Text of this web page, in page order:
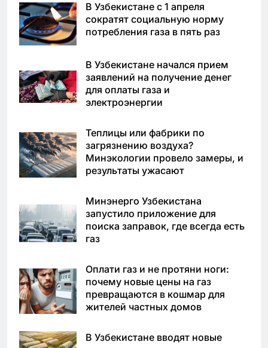
В Узбекистане с 1 апреля
сократят социальную норму
потребления газа в пять раз
В Узбекистане начался прием
заявлений на получение денег
для оплаты газа и
электроэнергии
Теплицы или фабрики по
загрязнению воздуха?
Минэкологии провело замеры, и
результаты ужасают
Минэнерго Узбекистана
запустило приложение для
поиска заправок, где всегда есть
газ
Оплати газ и не протяни ноги:
почему новые цены на газ
превращаются в кошмар для
жителей частных домов
В Узбекистане вводят новые